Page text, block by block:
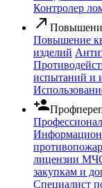
Контролер
call_made
Повышение
изделий
испытаний и
person_add
лицензии
закупкам и
Специалист